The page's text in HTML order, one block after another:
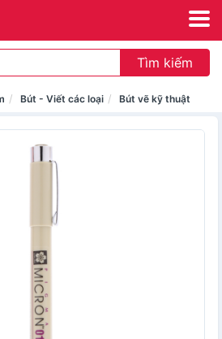
Tìm kiếm
Bút - Viết các loại Bút vẽ kỹ thuật